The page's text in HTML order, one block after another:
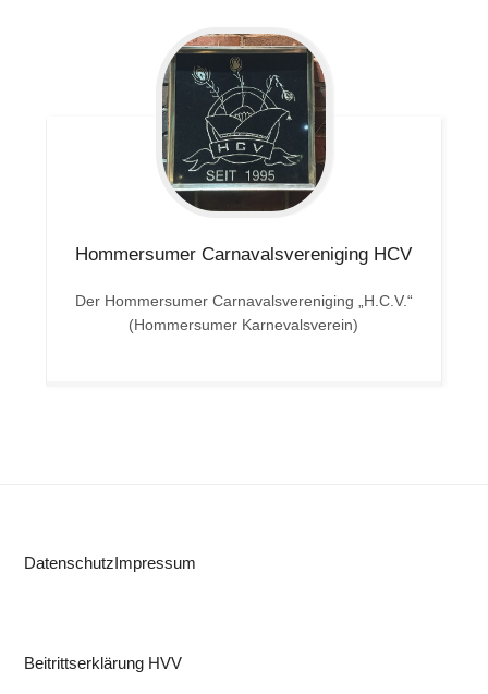
Hommersumer Carnavalsvereniging HCV
Der Hommersumer Carnavalsvereniging „H.C.V.“
(Hommersumer Karnevalsverein)
Datenschutz Impressum
Beitrittserklärung HVV